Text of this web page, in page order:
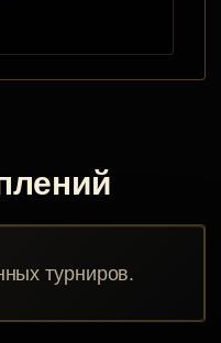
турниров.